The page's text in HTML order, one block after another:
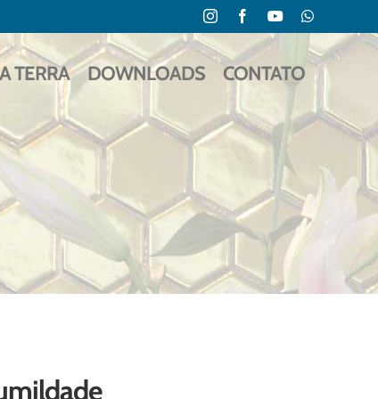
InstagramFacebookYouTubeWhatsApp
TERRA DOWNLOADS CONTATO